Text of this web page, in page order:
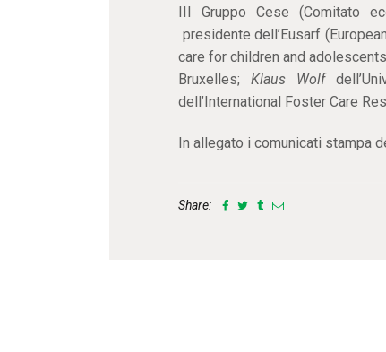
III Gruppo Cese (Comitato
presidente dell’Eusarf
care for children and
Bruxelles; Klaus Wolf
dell’International Foster Care
In allegato i comunicati stampa
Share: